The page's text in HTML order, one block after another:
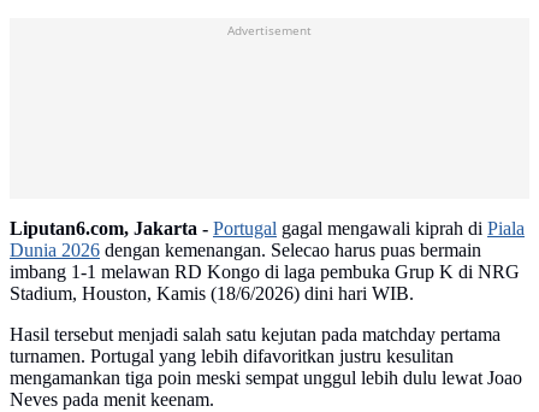
Advertisement
Liputan6.com, Jakarta - Portugal gagal mengawali kiprah di Piala
Dunia 2026 dengan kemenangan. Selecao harus puas bermain
imbang 1-1 melawan RD Kongo di laga pembuka Grup K di NRG
Stadium, Houston, Kamis (18/6/2026) dini hari WIB.
Hasil tersebut menjadi salah satu kejutan pada matchday pertama
turnamen. Portugal yang lebih difavoritkan justru kesulitan
mengamankan tiga poin meski sempat unggul lebih dulu lewat Joao
Neves pada menit keenam.